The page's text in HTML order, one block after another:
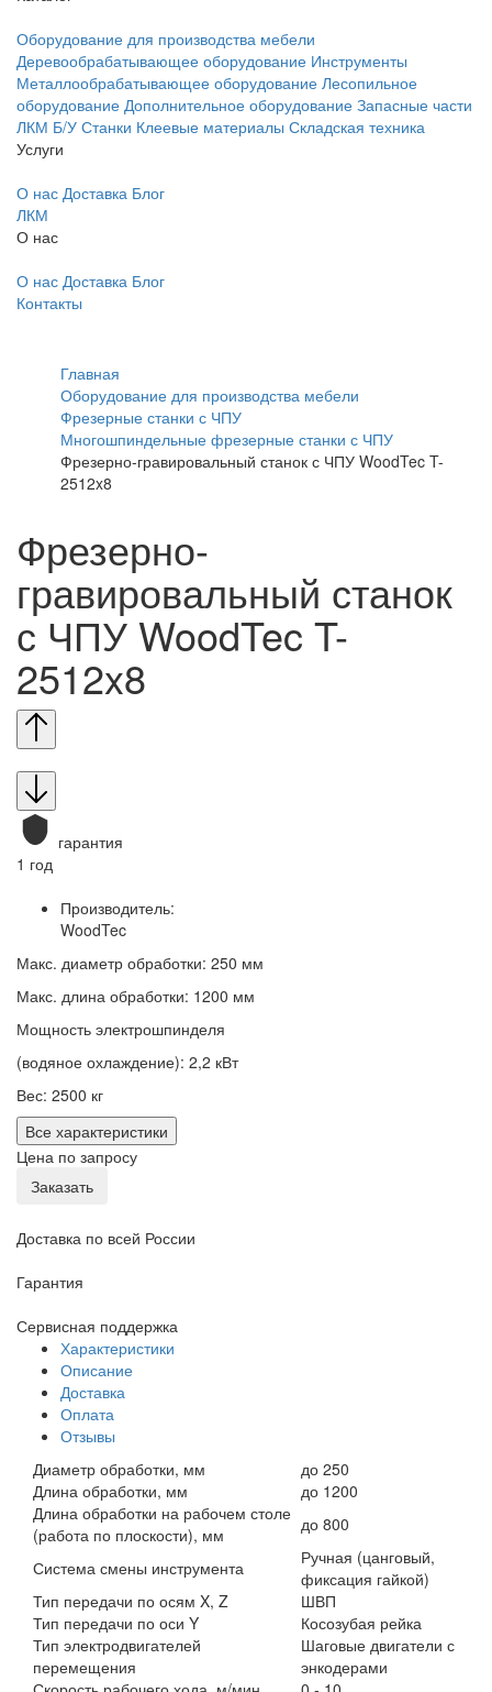
Оборудование для производства мебели
Деревообрабатывающее оборудование Инструменты
Металлообрабатывающее оборудование Лесопильное
оборудование Дополнительное оборудование Запасные части
ЛКМ Б/У Станки Клеевые материалы Складская техника
Услуги
О нас Доставка Блог
ЛКМ
О нас
О нас Доставка Блог
Контакты
Главная
Оборудование для производства мебели
Фрезерные станки с ЧПУ
Многошпиндельные фрезерные станки с ЧПУ
Фрезерно-гравировальный станок с ЧПУ WoodTec T-
2512x8
Фрезерно-
гравировальный станок
с ЧПУ WoodTec T-
2512x8
гарантия
1 год
Производитель:
WoodTec
Макс. диаметр обработки: 250 мм
Макс. длина обработки: 1200 мм
Мощность электрошпинделя
(водяное охлаждение): 2,2 кВт
Вес: 2500 кг
Все характеристики
Цена по запросу
Заказать
Доставка по всей России
Гарантия
Сервисная поддержка
Характеристики
Описание
Доставка
Оплата
Отзывы
Диаметр обработки, мм
до 250
Длина обработки, мм
до 1200
Длина обработки на рабочем столе
(работа по плоскости), мм
до 800
Система смены инструмента
Ручная (цанговый,
фиксация гайкой)
Тип передачи по осям X, Z
ШВП
Тип передачи по оси Y
Косозубая рейка
Тип электродвигателей
перемещения
Шаговые двигатели с
энкодерами